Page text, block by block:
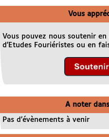
Vous
Vous pouvez nous soutenir en
d’Etudes Fouriéristes ou en
A noter
Pas d’évènements à venir